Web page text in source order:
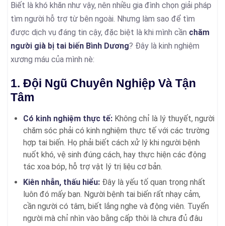
Biết là khó khăn như vậy, nên nhiều gia đình chọn giải pháp
tìm người hỗ trợ từ bên ngoài. Nhưng làm sao để tìm
được dịch vụ đáng tin cậy, đặc biệt là khi mình cần chăm
người già bị tai biến Bình Dương? Đây là kinh nghiệm
xương máu của mình nè:
1. Đội Ngũ Chuyên Nghiệp Và Tận
Tâm
Có kinh nghiệm thực tế: Không chỉ là lý thuyết, người
chăm sóc phải có kinh nghiệm thực tế với các trường
hợp tai biến. Họ phải biết cách xử lý khi người bệnh
nuốt khó, vệ sinh đúng cách, hay thực hiện các động
tác xoa bóp, hỗ trợ vật lý trị liệu cơ bản.
Kiên nhẫn, thấu hiểu: Đây là yếu tố quan trọng nhất
luôn đó mấy bạn. Người bệnh tai biến rất nhạy cảm,
cần người có tâm, biết lắng nghe và động viên. Tuyển
người mà chỉ nhìn vào bằng cấp thôi là chưa đủ đâu